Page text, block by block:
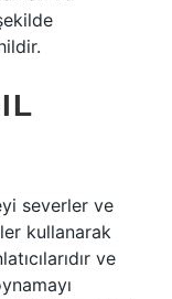
severler ve
kullanarak
ve